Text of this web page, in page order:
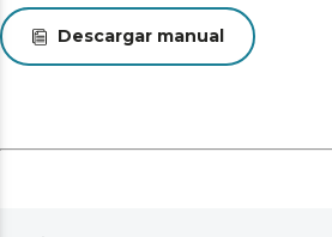
Descargar manual